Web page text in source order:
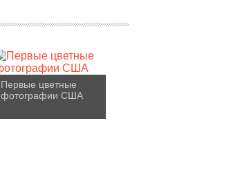
Первые цветные
фотографии США